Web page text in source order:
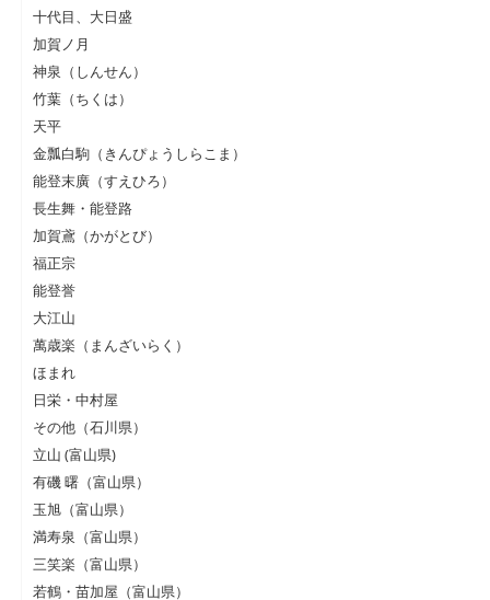
十代目、大日盛
加賀ノ月
神泉（しんせん）
竹葉（ちくは）
天平
金瓢白駒（きんぴょうしらこま）
能登末廣（すえひろ）
長生舞・能登路
加賀鳶（かがとび）
福正宗
能登誉
大江山
萬歳楽（まんざいらく）
ほまれ
日栄・中村屋
その他（石川県）
立山 (富山県)
有磯 曙（富山県）
玉旭（富山県）
満寿泉（富山県）
三笑楽（富山県）
若鶴・苗加屋（富山県）